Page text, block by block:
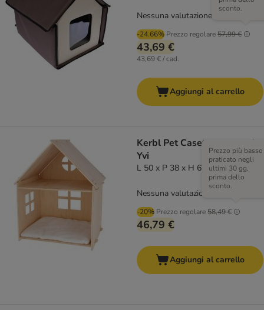
-24.66% Prezzo regolare57,99 €
sconto.
43,69 €
43,69 € / cad.
Nessuna valutazione
Aggiungi al carrello
Kerbl Pet Casetta per gatti
Yvi
L 50 x P 38 x H 67 cm
-20% Prezzo regolare58,49 €
Prezzo più basso
praticato negli
ultimi 30 gg,
prima dello
sconto.
46,79 €
Nessuna valutazione
Aggiungi al carrello